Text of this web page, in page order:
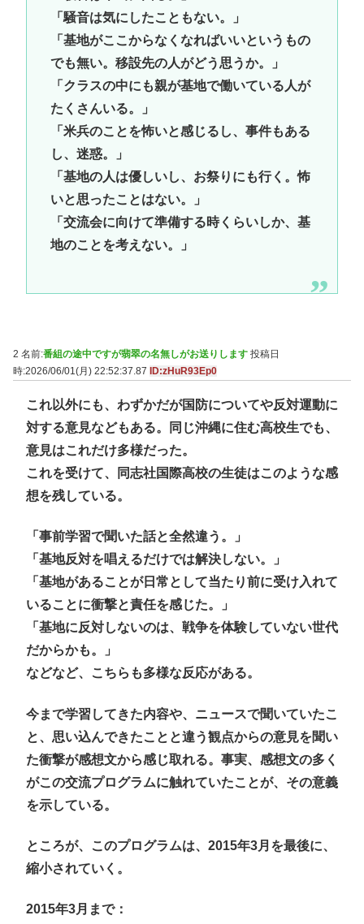
「騒音は気にしたこともない。」
「基地がここからなくなればいいというもの
でも無い。移設先の人がどう思うか。」
「クラスの中にも親が基地で働いている人が
たくさんいる。」
「米兵のことを怖いと感じるし、事件もある
し、迷惑。」
「基地の人は優しいし、お祭りにも行く。怖
いと思ったことはない。」
「交流会に向けて準備する時くらいしか、基
地のことを考えない。」
2 名前:番組の途中ですが翡翠の名無しがお送りします 投稿日
時:2026/06/01(月) 22:52:37.87 ID:zHuR93Ep0
これ以外にも、わずかだが国防についてや反対運動に
対する意見などもある。同じ沖縄に住む高校生でも、
意見はこれだけ多様だった。
これを受けて、同志社国際高校の生徒はこのような感
想を残している。
「事前学習で聞いた話と全然違う。」
「基地反対を唱えるだけでは解決しない。」
「基地があることが日常として当たり前に受け入れて
いることに衝撃と責任を感じた。」
「基地に反対しないのは、戦争を体験していない世代
だからかも。」
などなど、こちらも多様な反応がある。
今まで学習してきた内容や、ニュースで聞いていたこ
と、思い込んできたことと違う観点からの意見を聞い
た衝撃が感想文から感じ取れる。事実、感想文の多く
がこの交流プログラムに触れていたことが、その意義
を示している。
ところが、このプログラムは、2015年3月を最後に、
縮小されていく。
2015年3月まで：